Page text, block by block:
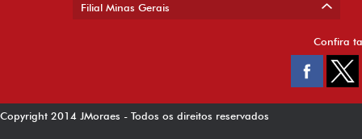
Filial Minas Gerais
Confira
Copyright 2014 JMoraes - Todos os direitos reservados